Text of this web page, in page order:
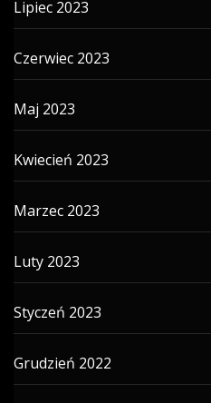
Lipiec 2023
Czerwiec 2023
Maj 2023
Kwiecień 2023
Marzec 2023
Luty 2023
Styczeń 2023
Grudzień 2022